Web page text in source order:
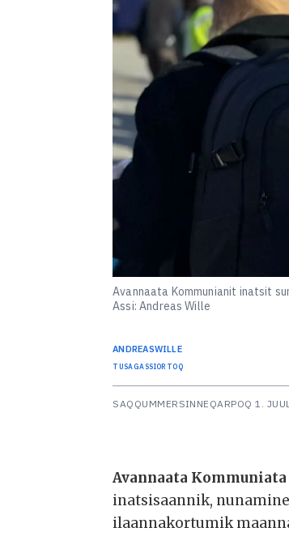
Avannaata Kommunianit inatsit
Assi: Andreas Wille
ANDREASWILLE
TUSAGASSIORTOQ
SAQQUMMERSINNEQARPOQ 1.
Avannaata
inatsisaannik,
ilaannakortumik